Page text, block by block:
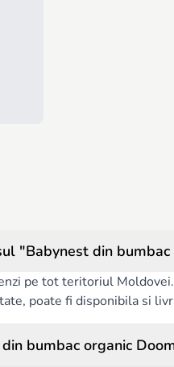
"Babynest din
pe tot teritoriul
poate fi disponibila si
bumbac organic